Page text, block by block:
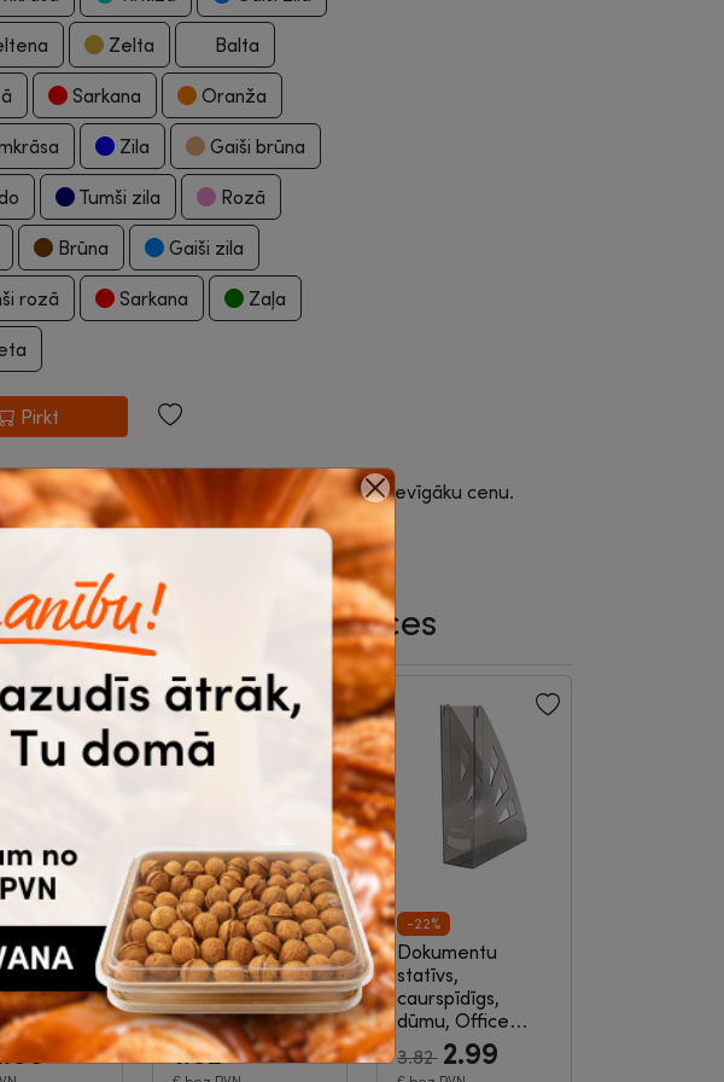
Zelta Balta
Sarkana Oranža
Zila Gaiši brūna
Tumši zila Rozā
Brūna Gaiši zila
rozā Sarkana Zaļa
Pirkt
vai reģistrējies, lai iepirktos par izdevīgāku cenu.
pirktās saistītās preces
A4,
glancēti
Office
|2-15-
Zīmuļu komplekts,
seššķautņu, H,
HB, B, 3 gab.,
Erich Krause Art...
|3-08-1293
1.02
-22%
Dokumentu
statīvs,
caurspīdīgs,
dūmu, Office
Products|3-05-
733
3.82 2.99